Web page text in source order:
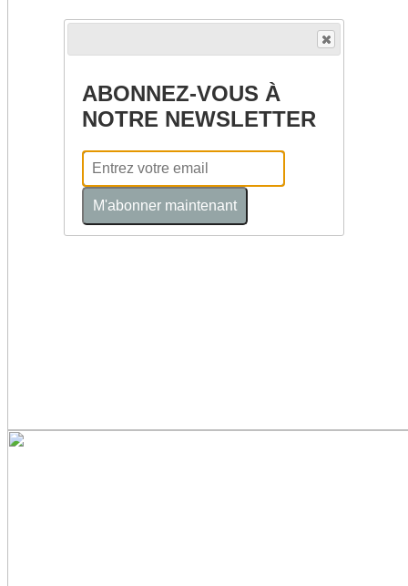
ABONNEZ-VOUS À
NOTRE NEWSLETTER
M'abonner maintenant